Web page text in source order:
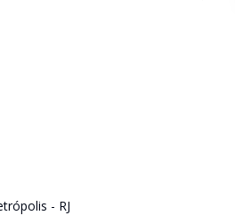
- RJ